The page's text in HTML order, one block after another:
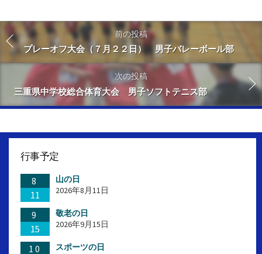
前の投稿
プレーオフ大会（７月２２日） 男子バレーボール部
次の投稿
三重県中学校総合体育大会 男子ソフトテニス部
行事予定
8
11
山の日
2026年8月11日
9
15
敬老の日
2026年9月15日
10
スポーツの日